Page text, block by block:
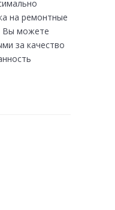
на ремонтные
Вы можете
за качество